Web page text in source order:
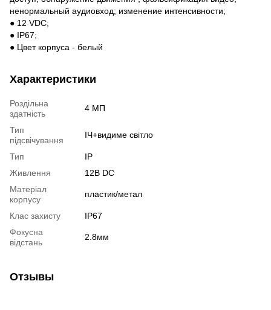
ненормальный аудиовход; изменение интенсивности;
● 12 VDC;
● IP67;
● Цвет корпуса - белый
Характеристики
Роздільна
здатність
4 МП
Тип
підсвічування
ІЧ+видиме світло
Тип
IP
Живлення
12В DС
Матеріал
корпусу
пластик/метал
Клас захисту
IP67
Фокусна
відстань
2.8мм
Отзывы